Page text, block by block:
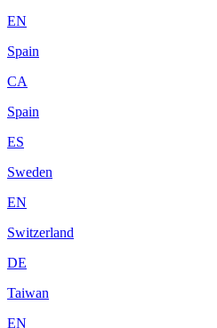
EN
Spain
CA
Spain
ES
Sweden
EN
Switzerland
DE
Taiwan
EN